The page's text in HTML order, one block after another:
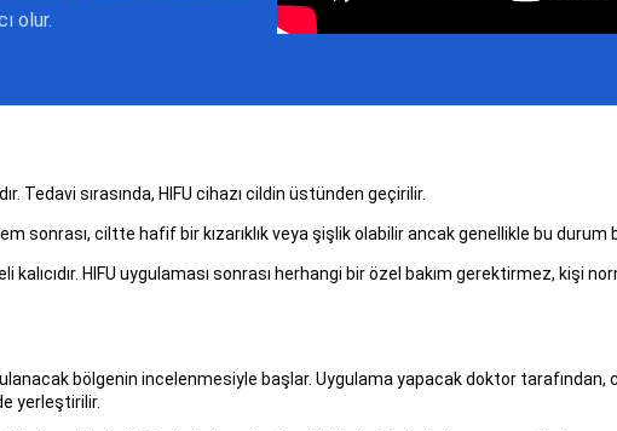
olur.
Tedavi sırasında, HIFU cihazı cildin üstünden geçirilir.
sonrası, ciltte hafif bir kızarıklık veya şişlik olabilir ancak genellikle bu
kalıcıdır. HIFU uygulaması sonrası herhangi bir özel bakım gerektirmez, kişi
bölgenin incelenmesiyle başlar. Uygulama yapacak doktor tarafından,
yerleştirilir.